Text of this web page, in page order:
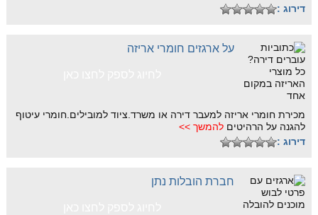
דירוג :
על ארגזים חומרי אריזה
מכירת חומרי אריזה למעבר דירה או משרד.ציוד למובילים.חומרי עיטוף
להגנה על הרהיטים להמשך >>
דירוג :
חברת הובלות נתן